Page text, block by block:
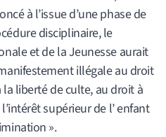
à l’issue d’une phase de
disciplinaire, le
et de la Jeunesse aurait
illégale au droit
la liberté de culte, au droit à
supérieur de l’ enfant
».